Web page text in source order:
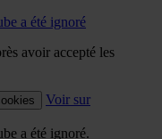
a été ignoré
avoir accepté les
Voir sur
a été ignoré.